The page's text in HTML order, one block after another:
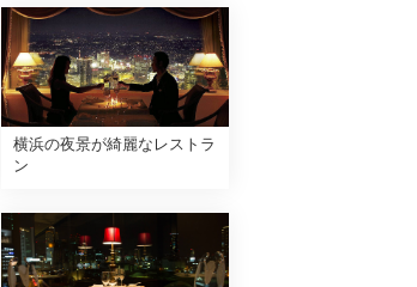
横浜の夜景が綺麗なレストラ
ン